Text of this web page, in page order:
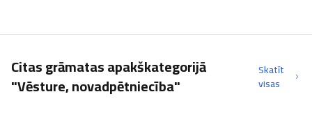
Citas grāmatas apakškategorijā
"Vēsture, novadpētniecība"
Skatīt
visas